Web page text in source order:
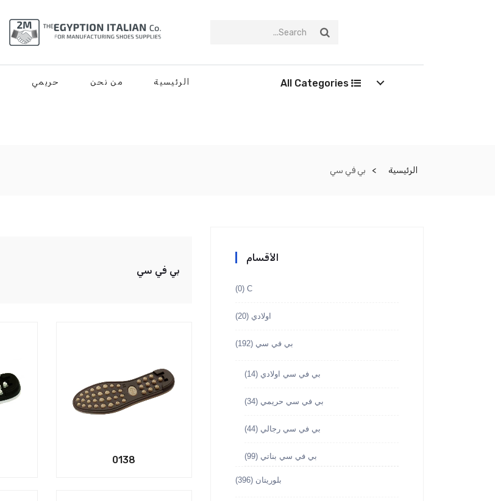
الرئيسية من نحن حريمي
الرئيسية بي في سي
الأقسام
C
(0)
اولادي (20)
بي في سي (192)
بي في سي اولادي (14)
بي في سي حريمي (34)
بي في سي رجالي (44)
بي في سي بناتي (99)
بلوريتان (396)
بي في سي
0138